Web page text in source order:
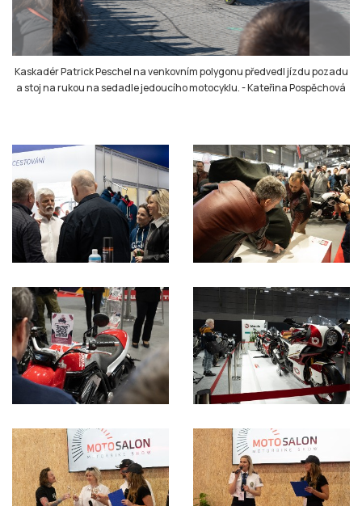
Kaskadér Patrick Peschel na venkovním polygonu předvedl jízdu pozadu
a stoj na rukou na sedadle jedoucího motocyklu.-Kateřina Pospěchová